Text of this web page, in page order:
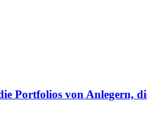
Portfolios von Anlegern,